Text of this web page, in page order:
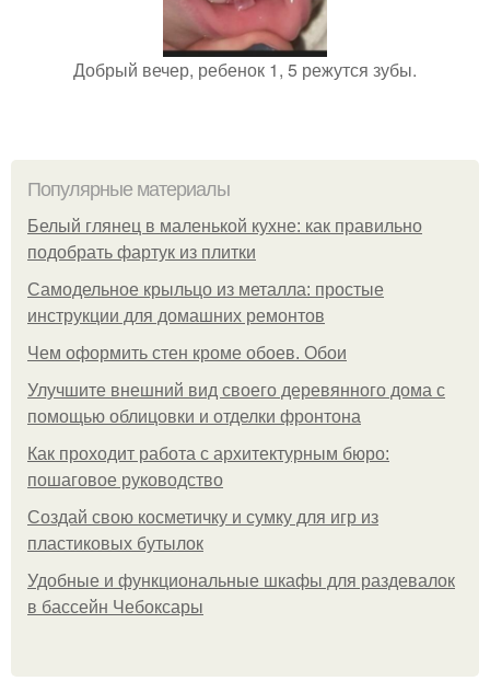
Добрый вечер, ребенок 1, 5 режутся зубы.
Популярные материалы
Белый глянец в маленькой кухне: как правильно
подобрать фартук из плитки
Самодельное крыльцо из металла: простые
инструкции для домашних ремонтов
Чем оформить стен кроме обоев. Обои
Улучшите внешний вид своего деревянного дома с
помощью облицовки и отделки фронтона
Как проходит работа с архитектурным бюро:
пошаговое руководство
Создай свою косметичку и сумку для игр из
пластиковых бутылок
Удобные и функциональные шкафы для раздевалок
в бассейн Чебоксары